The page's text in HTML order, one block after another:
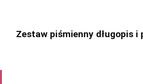
Zestaw piśmienny długopis